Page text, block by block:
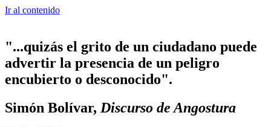
Ir al contenido
"...quizás el grito de un ciudadano puede
advertir la presencia de un peligro
encubierto o desconocido".
Simón Bolívar, Discurso de Angostura